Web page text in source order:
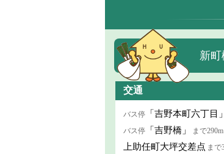
新
交通
バス停 「吉野本町六丁目」
バス停 「吉野橋」 まで290m
上助任町大坪交差点 まで